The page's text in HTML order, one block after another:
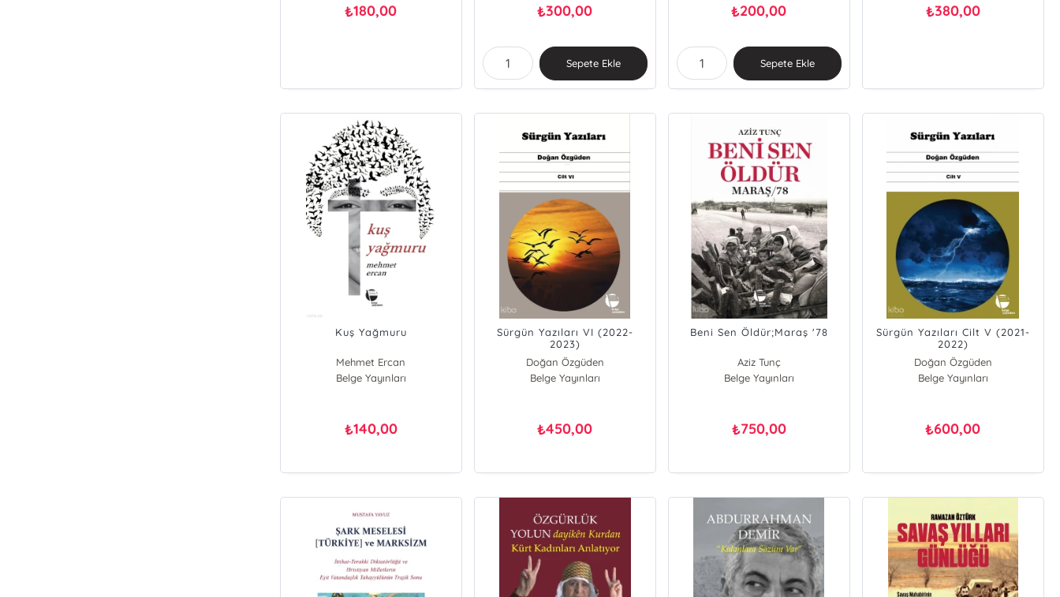
₺180,00 ₺300,00
Sepete Ekle
₺200,00
Sepete Ekle
₺380,00
Kuş Yağmuru
Mehmet Ercan
Belge Yayınları
₺140,00
Sürgün Yazıları VI (2022-
2023)
Doğan Özgüden
Belge Yayınları
₺450,00
Beni Sen Öldür;Maraş '78
Aziz Tunç
Belge Yayınları
₺750,00
Sürgün Yazıları Cilt V (2021-
2022)
Doğan Özgüden
Belge Yayınları
₺600,00